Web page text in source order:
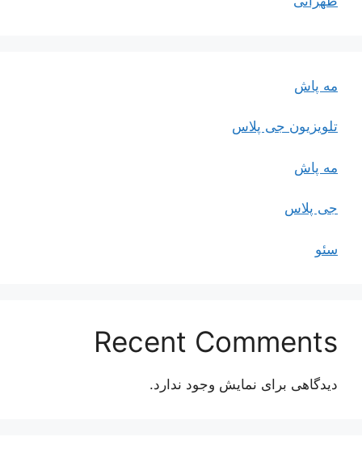
مه پاش
تلویزیون جی پلاس
مه پاش
جی پلاس
سئو
Recent Comments
دیدگاهی برای نمایش وجود ندارد.